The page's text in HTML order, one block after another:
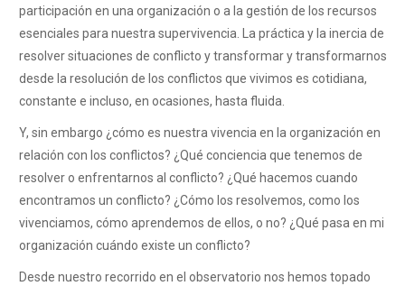
participación en una organización o a la gestión de los recursos
esenciales para nuestra supervivencia. La práctica y la inercia de
resolver situaciones de conflicto y transformar y transformarnos
desde la resolución de los conflictos que vivimos es cotidiana,
constante e incluso, en ocasiones, hasta fluida.
Y, sin embargo ¿cómo es nuestra vivencia en la organización en
relación con los conflictos? ¿Qué conciencia que tenemos de
resolver o enfrentarnos al conflicto? ¿Qué hacemos cuando
encontramos un conflicto? ¿Cómo los resolvemos, como los
vivenciamos, cómo aprendemos de ellos, o no? ¿Qué pasa en mi
organización cuándo existe un conflicto?
Desde nuestro recorrido en el observatorio nos hemos topado